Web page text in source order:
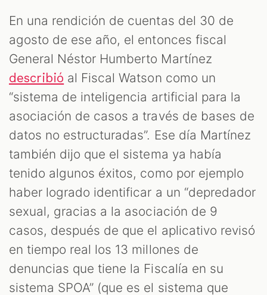
En una rendición de cuentas del 30 de
agosto de ese año, el entonces fiscal
General Néstor Humberto Martínez
describió al Fiscal Watson como un
“sistema de inteligencia artificial para la
asociación de casos a través de bases de
datos no estructuradas”. Ese día Martínez
también dijo que el sistema ya había
tenido algunos éxitos, como por ejemplo
haber logrado identificar a un “depredador
sexual, gracias a la asociación de 9
casos, después de que el aplicativo revisó
en tiempo real los 13 millones de
denuncias que tiene la Fiscalía en su
sistema SPOA” (que es el sistema que